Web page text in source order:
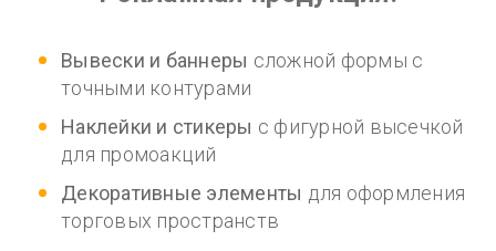
Вывески и баннеры сложной формы с
точными контурами
Наклейки и стикеры с фигурной высечкой
для промоакций
Декоративные элементы для оформления
торговых пространств